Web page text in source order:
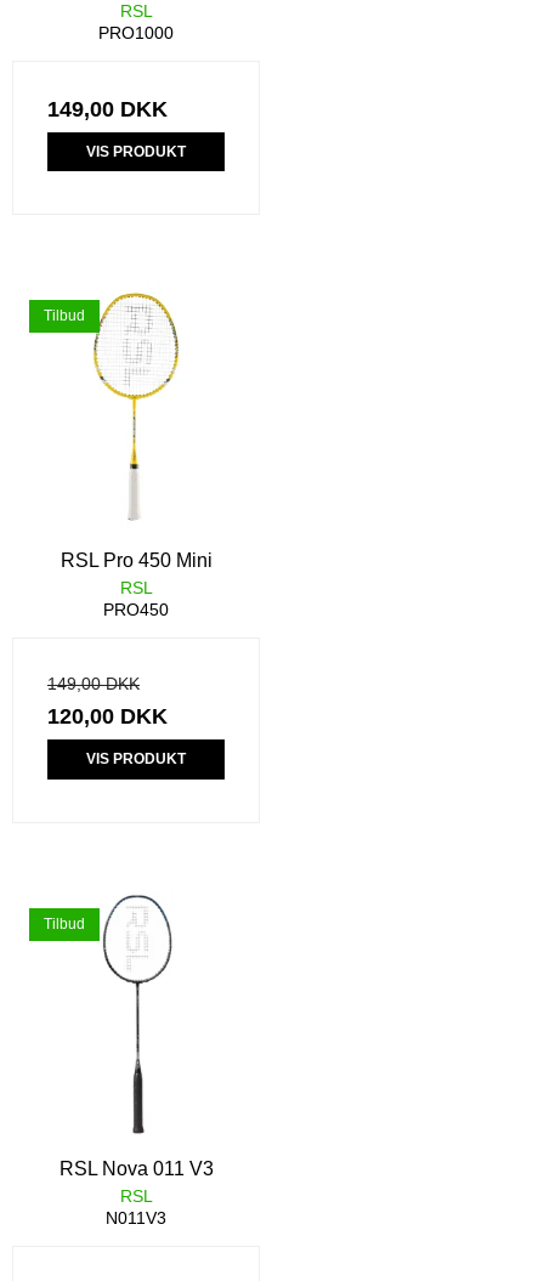
RSL
PRO1000
149,00 DKK
VIS PRODUKT
Tilbud
RSL Pro 450 Mini
RSL
PRO450
149,00 DKK
120,00 DKK
VIS PRODUKT
Tilbud
RSL Nova 011 V3
RSL
N011V3